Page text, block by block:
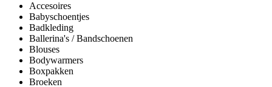
Accesoires
Babyschoentjes
Badkleding
Ballerina's / Bandschoenen
Blouses
Bodywarmers
Boxpakken
Broeken